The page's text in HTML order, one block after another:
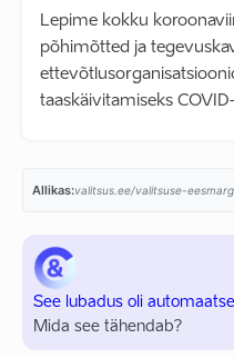
Lepime kokku
põhimõtted ja
taaskäivitamiseks
Allikas:
See lubadus oli
Mida see tähendab?